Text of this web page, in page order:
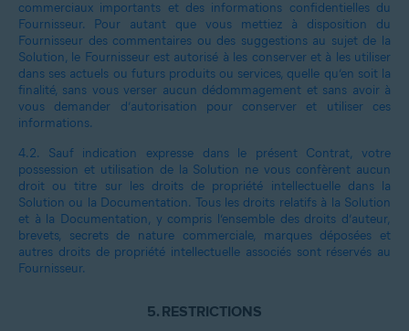
commerciaux importants et des informations confidentielles du
Fournisseur. Pour autant que vous mettiez à disposition du
Fournisseur des commentaires ou des suggestions au sujet de la
Solution, le Fournisseur est autorisé à les conserver et à les utiliser
dans ses actuels ou futurs produits ou services, quelle qu’en soit la
finalité, sans vous verser aucun dédommagement et sans avoir à
vous demander d’autorisation pour conserver et utiliser ces
informations.
4.2.
Sauf indication expresse dans le présent Contrat, votre
possession et utilisation de la Solution ne vous confèrent aucun
droit ou titre sur les droits de propriété intellectuelle dans la
Solution ou la Documentation. Tous les droits relatifs à la Solution
et à la Documentation, y compris l’ensemble des droits d’auteur,
brevets, secrets de nature commerciale, marques déposées et
autres droits de propriété intellectuelle associés sont réservés au
Fournisseur.
5.RESTRICTIONS